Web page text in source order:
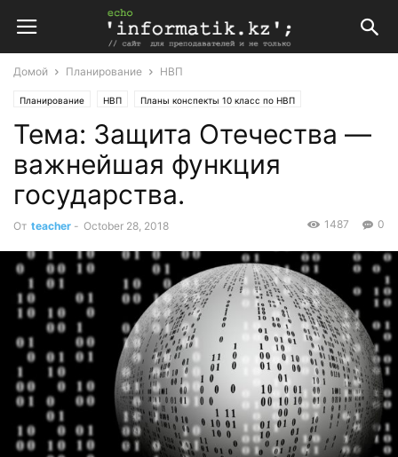
Домой Планирование НВП
Планирование НВП Планы конспекты 10 класс по НВП
Поурочные планы
Тема: Защита Отечества —
важнейшая функция
государства.
От teacher - October 28, 2018 0
1487